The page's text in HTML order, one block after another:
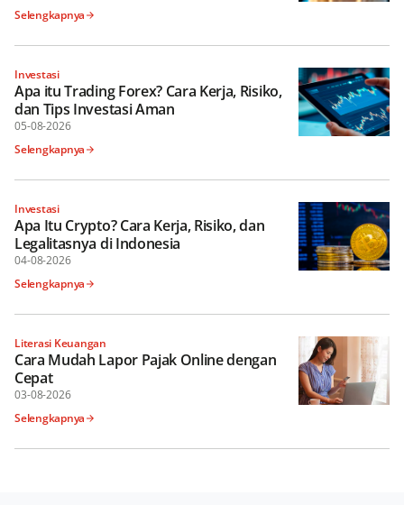
Selengkapnya
Investasi
Apa itu Trading Forex? Cara Kerja, Risiko,
dan Tips Investasi Aman
05-08-2026
Selengkapnya
Investasi
Apa Itu Crypto? Cara Kerja, Risiko, dan
Legalitasnya di Indonesia
04-08-2026
Selengkapnya
Literasi Keuangan
Cara Mudah Lapor Pajak Online dengan
Cepat
03-08-2026
Selengkapnya